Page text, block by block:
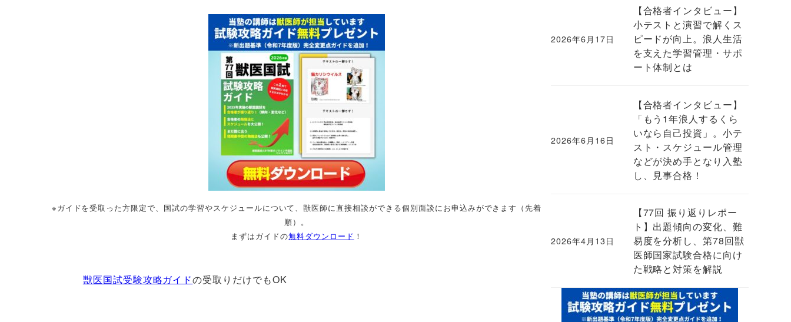
※ガイドを受取った方限定で、国試の学習やスケジュールについて、獣医師に直接相談ができる個別面談にお申込みができます（先着
順）。
まずはガイドの無料ダウンロード ！
獣医国試受験攻略ガイドの受取りだけでもOK
【合格者インタビュー】
小テストと演習で解くス
ピードが向上。浪人生活
を支えた学習管理・サポ
ート体制とは
投稿日
2026年6月17日
【合格者インタビュー】
「もう1年浪人するくら
いなら自己投資」。小テ
スト・スケジュール管理
などが決め手となり入塾
し、見事合格！
投稿日
2026年6月16日
【77回 振り返りレポー
ト】出題傾向の変化、難
易度を分析し、第78回獣
医師国家試験合格に向け
た戦略と対策を解説
投稿日
2026年4月13日